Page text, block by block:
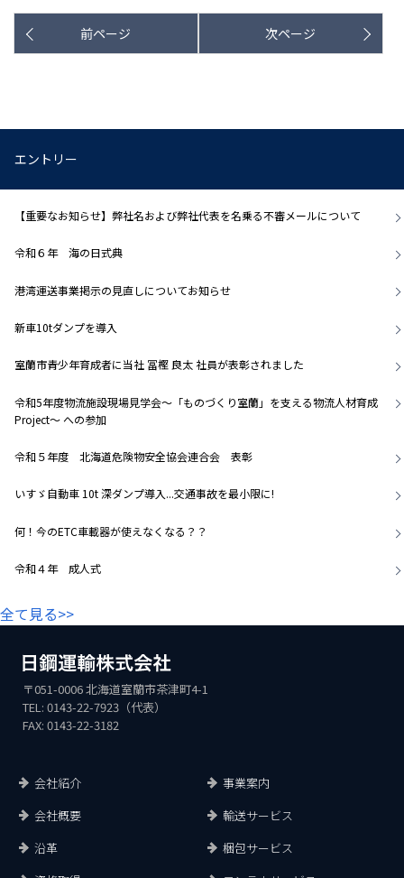
前ページ 次ページ
エントリー
【重要なお知らせ】弊社名および弊社代表を名乗る不審メールについて
令和６年 海の日式典
港湾運送事業掲示の見直しについてお知らせ
新車10tダンプを導入
室蘭市青少年育成者に当社 冨樫 良太 社員が表彰されました
令和5年度物流施設現場見学会～「ものづくり室蘭」を支える物流人材育成
Project～ への参加
令和５年度 北海道危険物安全協会連合会 表彰
いすゞ自動車 10t 深ダンプ導入...交通事故を最小限に!
何！今のETC車載器が使えなくなる？？
令和４年 成人式
全て見る>>
〒051-0006 北海道室蘭市茶津町4-1
TEL: 0143-22-7923（代表）
FAX: 0143-22-3182
会社紹介
会社概要
沿革
事業案内
輸送サービス
梱包サービス